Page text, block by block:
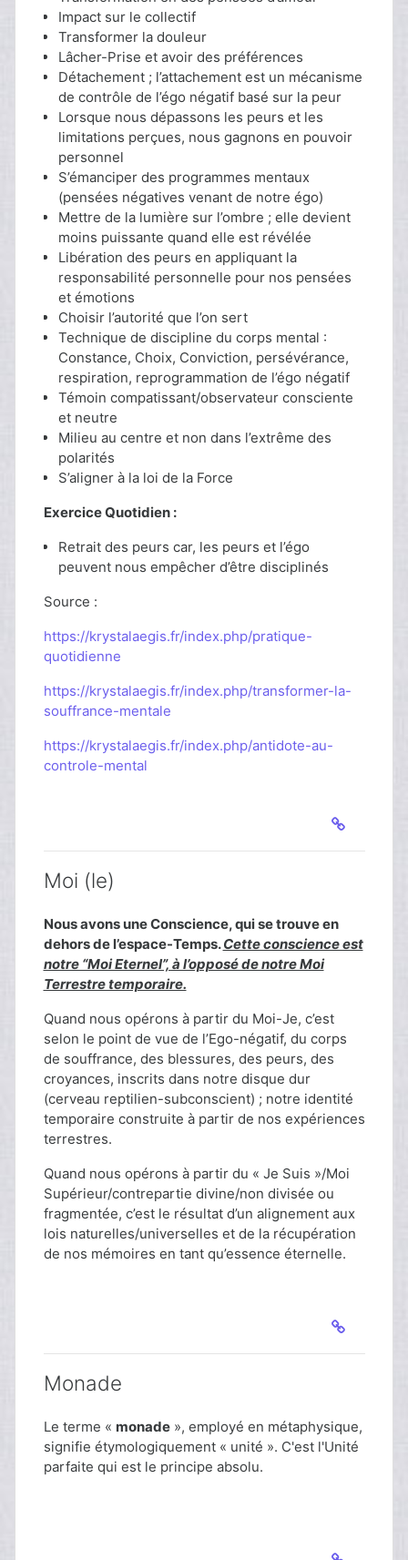
Impact sur le collectif
Transformer la douleur
Lâcher-Prise et avoir des préférences
Détachement ; l’attachement est un mécanisme
de contrôle de l’égo négatif basé sur la peur
Lorsque nous dépassons les peurs et les
limitations perçues, nous gagnons en pouvoir
personnel
S’émanciper des programmes mentaux
(pensées négatives venant de notre égo)
Mettre de la lumière sur l’ombre ; elle devient
moins puissante quand elle est révélée
Libération des peurs en appliquant la
responsabilité personnelle pour nos pensées
et émotions
Choisir l’autorité que l’on sert
Technique de discipline du corps mental :
Constance, Choix, Conviction, persévérance,
respiration, reprogrammation de l’égo négatif
Témoin compatissant/observateur consciente
et neutre
Milieu au centre et non dans l’extrême des
polarités
S’aligner à la loi de la Force
Exercice Quotidien :
Retrait des peurs car, les peurs et l’égo
peuvent nous empêcher d’être disciplinés
Source :
https://krystalaegis.fr/index.php/pratique-
quotidienne
https://krystalaegis.fr/index.php/transformer-la-
souffrance-mentale
https://krystalaegis.fr/index.php/antidote-au-
controle-mental
Moi (le)
Nous avons une Conscience, qui se trouve en
dehors de l’espace-Temps.Cette conscience est
notre “Moi Eternel”, à l’opposé de notre Moi
Terrestre temporaire.
Quand nous opérons à partir du Moi-Je, c’est
selon le point de vue de l’Ego-négatif, du corps
de souffrance, des blessures, des peurs, des
croyances, inscrits dans notre disque dur
(cerveau reptilien-subconscient) ; notre identité
temporaire construite à partir de nos expériences
terrestres.
Quand nous opérons à partir du « Je Suis »/Moi
Supérieur/contrepartie divine/non divisée ou
fragmentée, c’est le résultat d’un alignement aux
lois naturelles/universelles et de la récupération
de nos mémoires en tant qu’essence éternelle.
Monade
Le terme « monade», employé en métaphysique,
signifie étymologiquement « unité ». C'est l'Unité
parfaite qui est le principe absolu.